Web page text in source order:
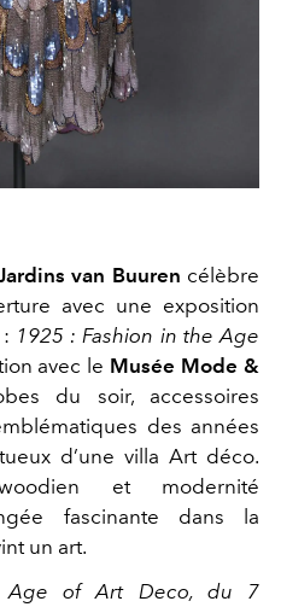
van Buuren célèbre
avec une exposition
1925 : Fashion in the Age
avec le Musée Mode &
du soir, accessoires
des années
d’une villa Art déco.
et modernité
fascinante dans la
un art.
Age of Art Deco, du 7